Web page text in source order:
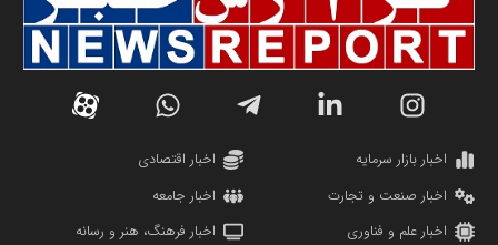
دانشگاه سئوی ایران
سازمان صنعت،معدن و تجارت
مریم حاج نوروز نظری
اخبار بازار سرمایه
اخبار اقتصادی
اخبار صنعت و تجارت
اخبار جامعه
اخبار علم و فناوری
اخبار فرهنگ، هنر و رسانه